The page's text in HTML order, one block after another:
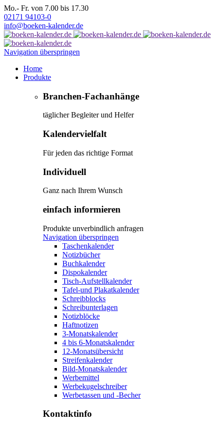
Mo.- Fr. von 7.00 bis 17.30
02171 94103-0
info@boeken-kalender.de
Navigation überspringen
Home
Produkte
Branchen-Fachanhänge
täglicher Begleiter und Helfer
Kalendervielfalt
Für jeden das richtige Format
Individuell
Ganz nach Ihrem Wunsch
einfach informieren
Produkte unverbindlich anfragen
Navigation überspringen
Taschenkalender
Notizbücher
Buchkalender
Dispokalender
Tisch-Aufstellkalender
Tafel-und Plakatkalender
Schreibblocks
Schreibunterlagen
Notizblöcke
Haftnotizen
3-Monatskalender
4 bis 6-Monatskalender
12-Monatsübersicht
Streifenkalender
Bild-Monatskalender
Werbemittel
Werbekugelschreiber
Werbetassen und -Becher
Kontaktinfo